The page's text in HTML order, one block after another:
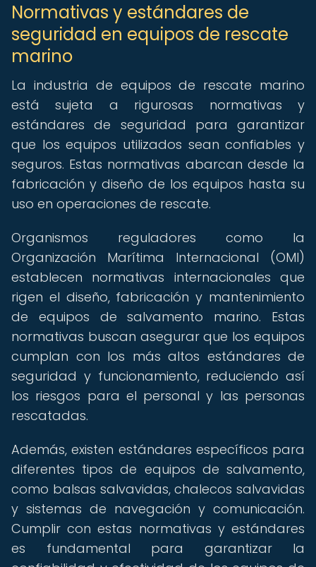
Normativas y estándares de
seguridad en equipos de rescate
marino
La industria de equipos de rescate marino
está sujeta a rigurosas normativas y
estándares de seguridad para garantizar
que los equipos utilizados sean confiables y
seguros. Estas normativas abarcan desde la
fabricación y diseño de los equipos hasta su
uso en operaciones de rescate.
Organismos reguladores como la
Organización Marítima Internacional (OMI)
establecen normativas internacionales que
rigen el diseño, fabricación y mantenimiento
de equipos de salvamento marino. Estas
normativas buscan asegurar que los equipos
cumplan con los más altos estándares de
seguridad y funcionamiento, reduciendo así
los riesgos para el personal y las personas
rescatadas.
Además, existen estándares específicos para
diferentes tipos de equipos de salvamento,
como balsas salvavidas, chalecos salvavidas
y sistemas de navegación y comunicación.
Cumplir con estas normativas y estándares
es fundamental para garantizar la